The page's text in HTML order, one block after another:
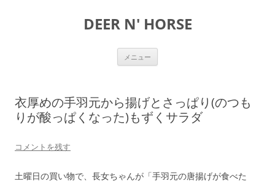
DEER N' HORSE
メニュー
ス
キ
ッ
衣厚めの手羽元から揚げとさっぱり(のつも
りが酸っぱくなった)もずくサラダ
コメントを残す
土曜日の買い物で、長女ちゃんが「手羽元の唐揚げが食べた